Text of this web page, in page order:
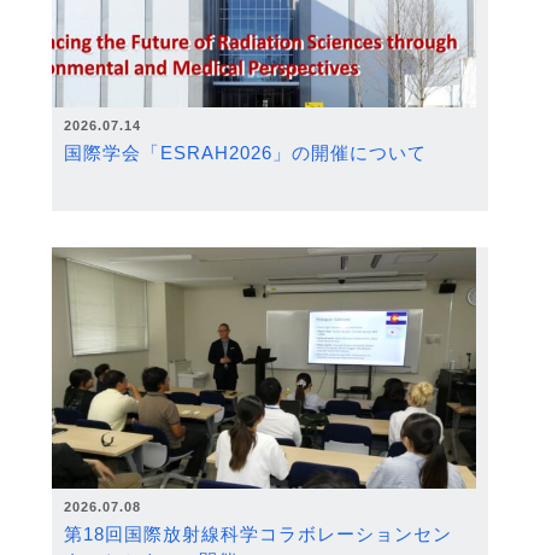
2026.07.14
国際学会「ESRAH2026」の開催について
2026.07.08
第18回国際放射線科学コラボレーションセン